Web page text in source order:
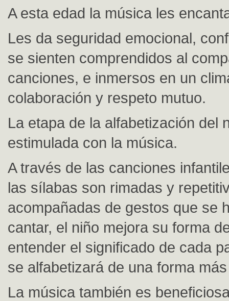
A esta edad la música les
Les da seguridad emocional,
se sienten comprendidos al
canciones, e inmersos en un
colaboración y respeto mutuo.
La etapa de la alfabetización del
estimulada con la música.
A través de las canciones
las sílabas son rimadas y
acompañadas de gestos que se
cantar, el niño mejora su forma
entender el significado de cada
se alfabetizará de una forma
La música también es